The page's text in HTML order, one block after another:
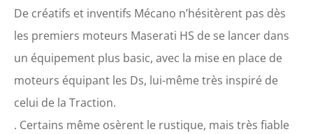
De créatifs et inventifs Mécano n’hésitèrent pas dès
les premiers moteurs Maserati HS de se lancer dans
un équipement plus basic, avec la mise en place de
moteurs équipant les Ds, lui-même très inspiré de
celui de la Traction.
. Certains même osèrent le rustique, mais très fiable